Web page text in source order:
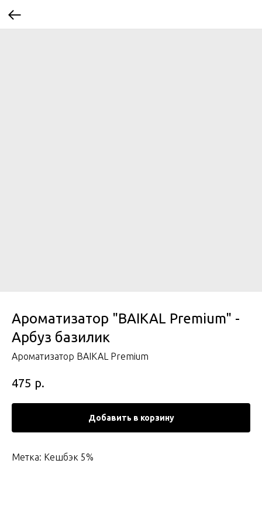
Ароматизатор "BAIKAL Premium" -
Арбуз базилик
Ароматизатор BAIKAL Premium
475 р.
Добавить в корзину
Метка: Кешбэк 5%